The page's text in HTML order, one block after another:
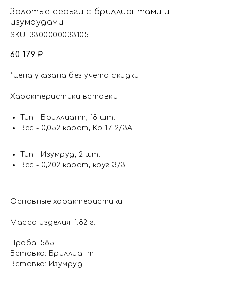
Золотые серьги с бриллиантами и
изумрудами
SKU: 3300000033105
60 179 ₽
*цена указана без учета скидки
Характеристики вставки:
Тип - Бриллиант, 18 шт.
Вес - 0,052 карат, Кр 17 2/3А
Тип - Изумруд, 2 шт.
Вес - 0,202 карат, круг 3/3
Основные характеристики
Масса изделия: 1.82 г.
Проба: 585
Вставка: Бриллиант
Вставка: Изумруд